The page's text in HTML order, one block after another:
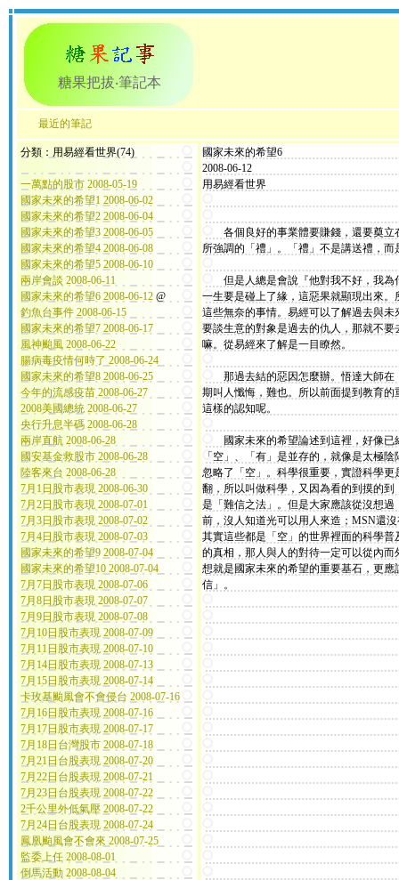
糖果把拔‧筆記本
最近的筆記
分類：用易經看世界(74)
一萬點的股市 2008-05-19
國家未來的希望1 2008-06-02
國家未來的希望2 2008-06-04
國家未來的希望3 2008-06-05
國家未來的希望4 2008-06-08
國家未來的希望5 2008-06-10
兩岸會談 2008-06-11
國家未來的希望6 2008-06-12 @
釣魚台事件 2008-06-15
國家未來的希望7 2008-06-17
風神颱風 2008-06-22
腸病毒疫情何時了 2008-06-24
國家未來的希望8 2008-06-25
今年的流感疫苗 2008-06-27
2008美國總統 2008-06-27
央行升息半碼 2008-06-28
兩岸直航 2008-06-28
國安基金救股市 2008-06-28
陸客來台 2008-06-28
7月1日股市表現 2008-06-30
7月2日股市表現 2008-07-01
7月3日股市表現 2008-07-02
7月4日股市表現 2008-07-03
國家未來的希望9 2008-07-04
國家未來的希望10 2008-07-04
7月7日股市表現 2008-07-06
7月8日股市表現 2008-07-07
7月9日股市表現 2008-07-08
7月10日股市表現 2008-07-09
7月11日股市表現 2008-07-10
7月14日股市表現 2008-07-13
7月15日股市表現 2008-07-14
卡玫基颱風會不會侵台 2008-07-16
7月16日股市表現 2008-07-16
7月17日股市表現 2008-07-17
7月18日台灣股市 2008-07-18
7月21日台股表現 2008-07-20
7月22日台股表現 2008-07-21
7月23日台股表現 2008-07-22
2千公里外低氣壓 2008-07-22
7月24日台股表現 2008-07-24
鳳凰颱風會不會來 2008-07-25
監委上任 2008-08-01
倒馬活動 2008-08-04
國家未來的希望6
2008-06-12
用易經看世界
各個良好的事業體要賺錢，還要奠立
所強調的「禮」。「禮」不是講送禮，
但是人總是會說『他對我不好，我為
一生要是碰上了緣，這惡果就顯現出來
這些無奈的事情。易經可以了解過去與
要談生意的對象是過去的仇人，那就不
嘛。從易經來了解是一目瞭然。
那過去結的惡因怎麼辦。悟達大師在
期叫人懺悔，難也。所以前面提到教育
這樣的認知呢。
國家未來的希望論述到這裡，好像已
「空」、「有」是並存的，就像是太極
忽略了「空」。科學很重要，實證科學
翻，所以叫做科學，又因為看的到摸的
是「難信之法」。但是大家應該從沒想
前，沒人知道光可以用人來造；MSN還
其實這些都是「空」的世界裡面的科學
的真相，那人與人的對待一定可以從內
想就是國家未來的希望的重要基石，更
信」。